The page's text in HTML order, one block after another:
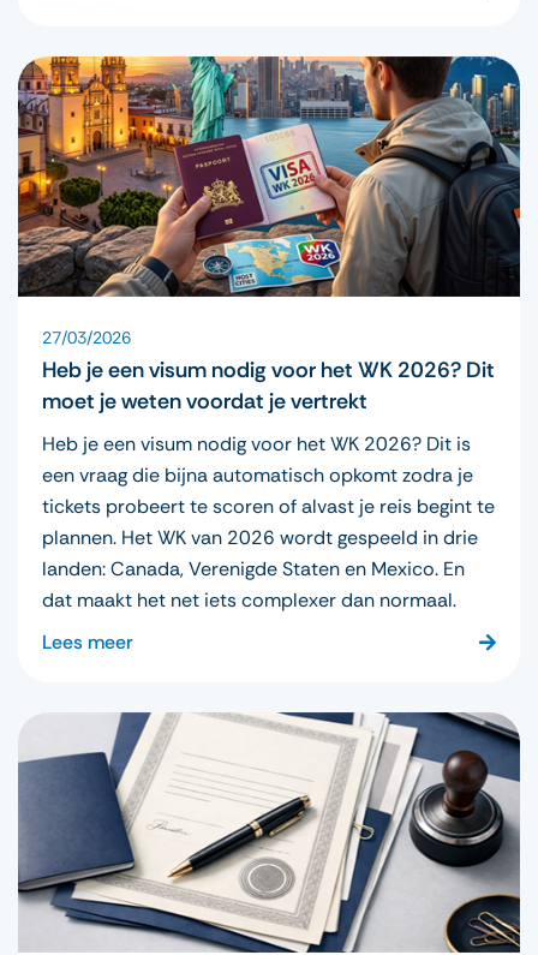
27/03/2026
Heb je een visum nodig voor het WK 2026? Dit
moet je weten voordat je vertrekt
Heb je een visum nodig voor het WK 2026? Dit is
een vraag die bijna automatisch opkomt zodra je
tickets probeert te scoren of alvast je reis begint te
plannen. Het WK van 2026 wordt gespeeld in drie
landen: Canada, Verenigde Staten en Mexico. En
dat maakt het net iets complexer dan normaal.
Lees meer